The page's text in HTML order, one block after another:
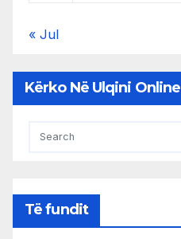
« Jul
Kërko Në Ulqini Online
Të fundit